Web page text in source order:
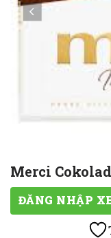
Merci
ĐĂNG NHẬP